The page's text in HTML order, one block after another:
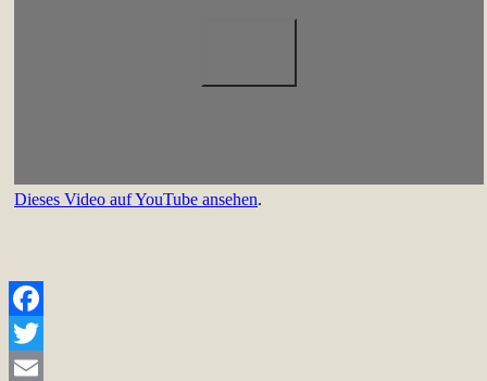
Dieses Video auf YouTube ansehen.
Facebook
Twitter